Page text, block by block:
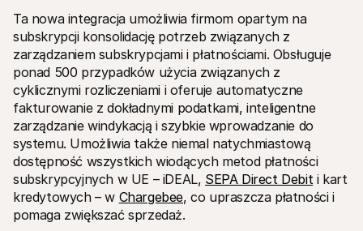
O Mollie
Cennik
Zobacz nasz cennik
O nas
Dowiedz się więcej o naszej historii
i wartościach
Aktualności
Przeczytaj najnowsze wiadomości
od Mollie
Kariera
Dołącz do nas - zatrudniamy!
Kontakt
Dla kupujących
Dowiedz się, dlaczego Mollie jest na Twoim wyciągu
bankowym
Dla klientów Mollie
Ta nowa integracja umożliwia firmom opartym na
subskrypcji konsolidację potrzeb związanych z
zarządzaniem subskrypcjami i płatnościami. Obsługuje
ponad 500 przypadków użycia związanych z
cyklicznymi rozliczeniami i oferuje automatyczne
fakturowanie z dokładnymi podatkami, inteligentne
zarządzanie windykacją i szybkie wprowadzanie do
systemu. Umożliwia także niemal natychmiastową
dostępność wszystkich wiodących metod płatności
subskrypcyjnych w UE – iDEAL, SEPA Direct Debit i kart
kredytowych – w Chargebee, co upraszcza płatności i
pomaga zwiększać sprzedaż.